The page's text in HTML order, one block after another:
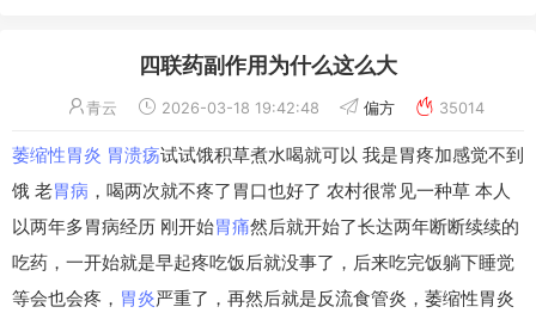
四联药副作用为什么这么大
青云 2026-03-18 19:42:48 偏方 35014
萎缩性胃炎 胃溃疡试试饿积草煮水喝就可以 我是胃疼加感觉不到
饿 老胃病 ，喝两次就不疼了胃口也好了 农村很常见一种草 本人
以两年多胃病经历 刚开始胃痛然后就开始了长达两年断断续续的
吃药，一开始就是早起疼吃饭后就没事了，后来吃完饭躺下睡觉
等会也会疼， 胃炎严重了，再然后就是反流食管炎，萎缩性胃炎